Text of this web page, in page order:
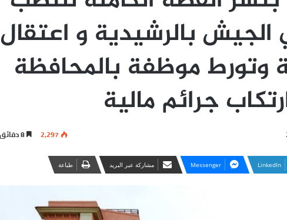
بالرشيدية و اعتقال
وتورط موظفة بالمحافظة
جرائم مالية
2,297
LinkedIn
Messenger مشاركة عبر البريد طباعة